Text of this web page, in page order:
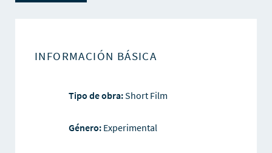
INFORMACIÓN BÁSICA
Tipo de obra:Short Film
Género:Experimental